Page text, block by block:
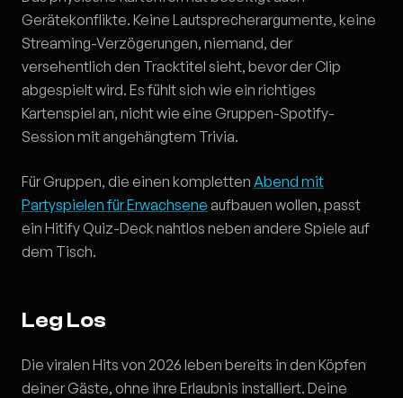
Gerätekonflikte. Keine Lautsprecherargumente, keine
Streaming-Verzögerungen, niemand, der
versehentlich den Tracktitel sieht, bevor der Clip
abgespielt wird. Es fühlt sich wie ein richtiges
Kartenspiel an, nicht wie eine Gruppen-Spotify-
Session mit angehängtem Trivia.
Für Gruppen, die einen kompletten Abend mit
Partyspielen für Erwachsene aufbauen wollen, passt
ein Hitify Quiz-Deck nahtlos neben andere Spiele auf
dem Tisch.
Leg Los
Die viralen Hits von 2026 leben bereits in den Köpfen
deiner Gäste, ohne ihre Erlaubnis installiert. Deine